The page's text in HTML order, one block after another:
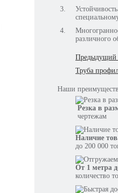
различного
Предыдущий
Труба
Наши
Резка в
чертежам
Наличие
до 200 000
От 1 метра
количество